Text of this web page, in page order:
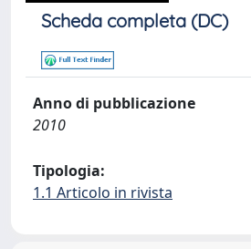
Scheda completa (DC)
Anno di pubblicazione
2010
Tipologia:
1.1 Articolo in rivista